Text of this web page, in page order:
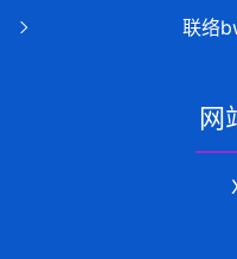
联络
网